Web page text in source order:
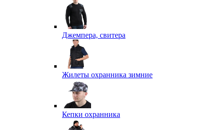
Джемпера, свитера
Жилеты охранника зимние
Кепки охранника